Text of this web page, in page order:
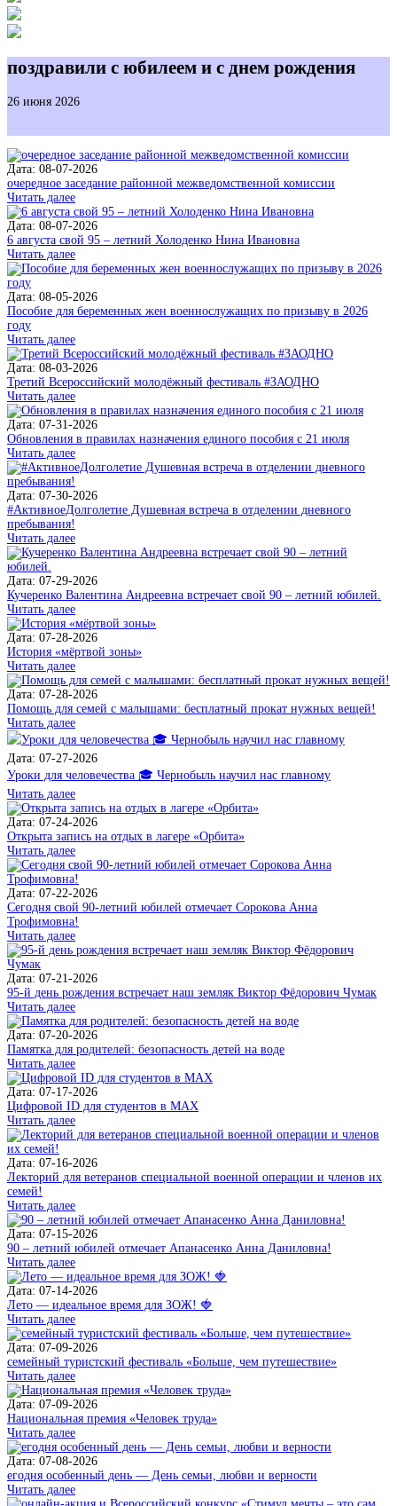
поздравили с юбилеем и с днем рождения
26 июня 2026
Дата: 08-07-2026
очередное заседание районной межведомственной комиссии
Читать далее
Дата: 08-07-2026
6 августа свой 95 – летний Холоденко Нина Ивановна
Читать далее
Дата: 08-05-2026
Пособие для беременных жен военнослужащих по призыву в 2026
году
Читать далее
Дата: 08-03-2026
Третий Всероссийский молодёжный фестиваль #ЗАОДНО
Читать далее
Дата: 07-31-2026
Обновления в правилах назначения единого пособия с 21 июля
Читать далее
Дата: 07-30-2026
#АктивноеДолголетие Душевная встреча в отделении дневного
пребывания!
Читать далее
Дата: 07-29-2026
Кучеренко Валентина Андреевна встречает свой 90 – летний юбилей.
Читать далее
Дата: 07-28-2026
История «мёртвой зоны»
Читать далее
Дата: 07-28-2026
Помощь для семей с малышами: бесплатный прокат нужных вещей!
Читать далее
Дата: 07-27-2026
Уроки для человечества 🎓 Чернобыль научил нас главному
Читать далее
Дата: 07-24-2026
Открыта запись на отдых в лагере «Орбита»
Читать далее
Дата: 07-22-2026
Сегодня свой 90-летний юбилей отмечает Сорокова Анна
Трофимовна!
Читать далее
Дата: 07-21-2026
95-й день рождения встречает наш земляк Виктор Фёдорович Чумак
Читать далее
Дата: 07-20-2026
Памятка для родителей: безопасность детей на воде
Читать далее
Дата: 07-17-2026
Цифровой ID для студентов в MAX
Читать далее
Дата: 07-16-2026
Лекторий для ветеранов специальной военной операции и членов их
семей!
Читать далее
Дата: 07-15-2026
90 – летний юбилей отмечает Апанасенко Анна Даниловна!
Читать далее
Дата: 07-14-2026
Лето — идеальное время для ЗОЖ! 🍓
Читать далее
Дата: 07-09-2026
семейный туристский фестиваль «Больше, чем путешествие»
Читать далее
Дата: 07-09-2026
Национальная премия «Человек труда»
Читать далее
Дата: 07-08-2026
егодня особенный день — День семьи, любви и верности
Читать далее